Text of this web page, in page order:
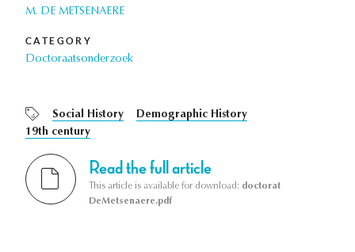
M. DE METSENAERE
CATEGORY
Doctoraatsonderzoek
Social History
Demographic History
19th century
Read the full article
This article is available for download: doctorat
DeMetsenaere.pdf